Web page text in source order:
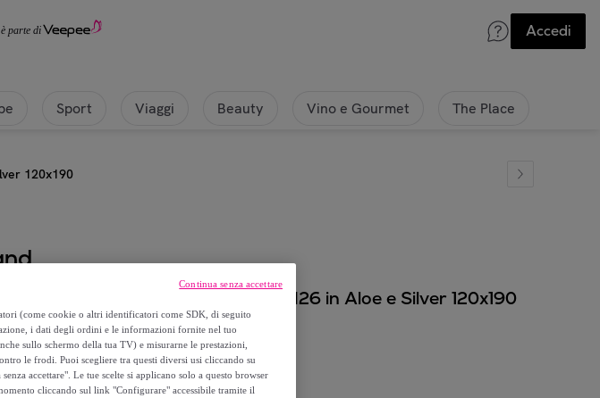
Accedi
Sport Viaggi Beauty Vino e Gourmet The Place
120x190
Memory 3 Strati AIRPROGRESS H26 in Aloe e Silver 120x190
(come cookie o altri identificatori come SDK, di seguito
i dati degli ordini e le informazioni fornite nel tuo
sullo schermo della tua TV) e misurarne le prestazioni,
le frodi. Puoi scegliere tra questi diversi usi cliccando su
accettare". Le tue scelte si applicano solo a questo browser
cliccando sul link "Configurare" accessibile tramite il
Continua senza accettare